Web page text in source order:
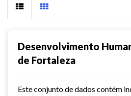
Desenvolvimento
de Fortaleza